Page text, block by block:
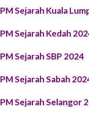
Sejarah Kuala
Sejarah Kedah
Sejarah SBP 2024
Sejarah Sabah
Sejarah Selangor